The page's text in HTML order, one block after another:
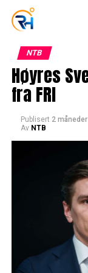
NTB
Høyres
fra FRI
Publisert 2
Av NTB